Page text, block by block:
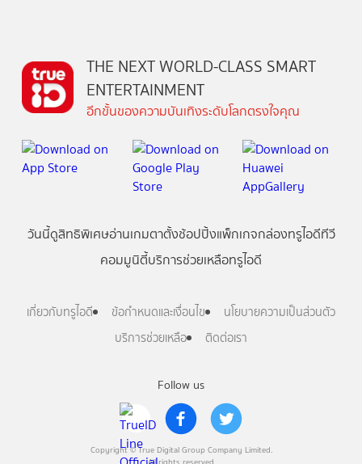
Follow us
Copyright © True Digital Group Company Limited.
THE NEXT WORLD-CLASS SMART
ENTERTAINMENT
อีกขั้นของความบันเทิงระดับโลกตรงใจคุณ
วันนี้ดูสิทธิพิเศษอ่านเกมตาตั้งช้อปปิ้งแพ็กเกจกล่องทรูไอดีทีวี
คอมมูนิตี้บริการช่วยเหลือทรูไอดี
เกี่ยวกับทรูไอดี ข้อกำหนดและเงื่อนไข
นโยบายความเป็นส่วนตัว
บริการช่วยเหลือ
ติดต่อเรา